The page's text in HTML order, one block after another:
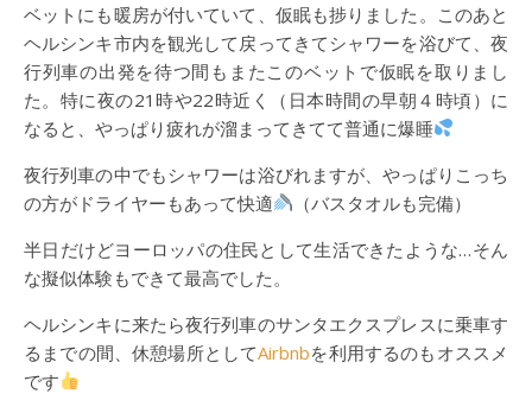
ベットにも暖房が付いていて、仮眠も捗りました。このあと
ヘルシンキ市内を観光して戻ってきてシャワーを浴びて、夜
行列車の出発を待つ間もまたこのベットで仮眠を取りまし
た。特に夜の21時や22時近く（日本時間の早朝４時頃）に
なると、やっぱり疲れが溜まってきてて普通に爆睡
夜行列車の中でもシャワーは浴びれますが、やっぱりこっち
の方がドライヤーもあって快適
（バスタオルも完備）
半日だけどヨーロッパの住民として生活できたような…そん
な擬似体験もできて最高でした。
ヘルシンキに来たら夜行列車のサンタエクスプレスに乗車す
るまでの間、休憩場所としてAirbnbを利用するのもオススメ
です